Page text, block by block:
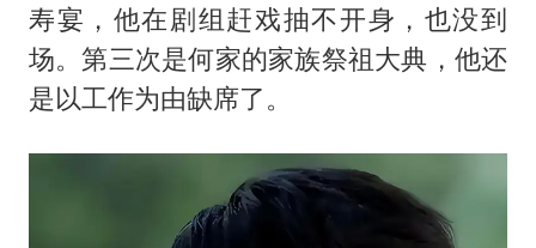
寿宴，他在剧组赶戏抽不开身，也没到
场。第三次是何家的家族祭祖大典，他还
是以工作为由缺席了。